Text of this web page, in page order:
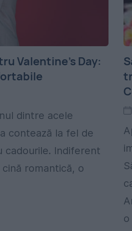
Valentine’s Day:
dintre acele
contează la fel de
cadourile. Indiferent
romantică, o
o